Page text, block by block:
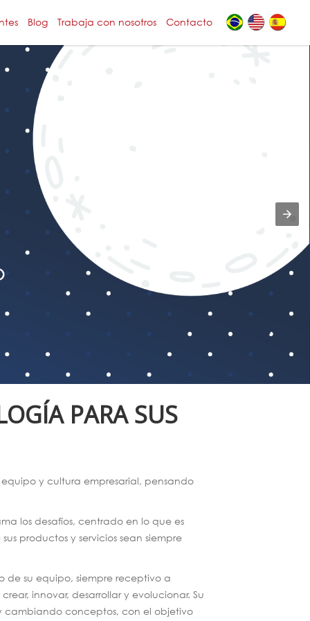
Blog Trabaja con nosotros Contacto
PARA SUS
y cultura empresarial, pensando
los desafíos, centrado en lo que es
productos y servicios sean siempre
de su equipo, siempre receptivo a
innovar, desarrollar y evolucionar. Su
cambiando conceptos, con el objetivo